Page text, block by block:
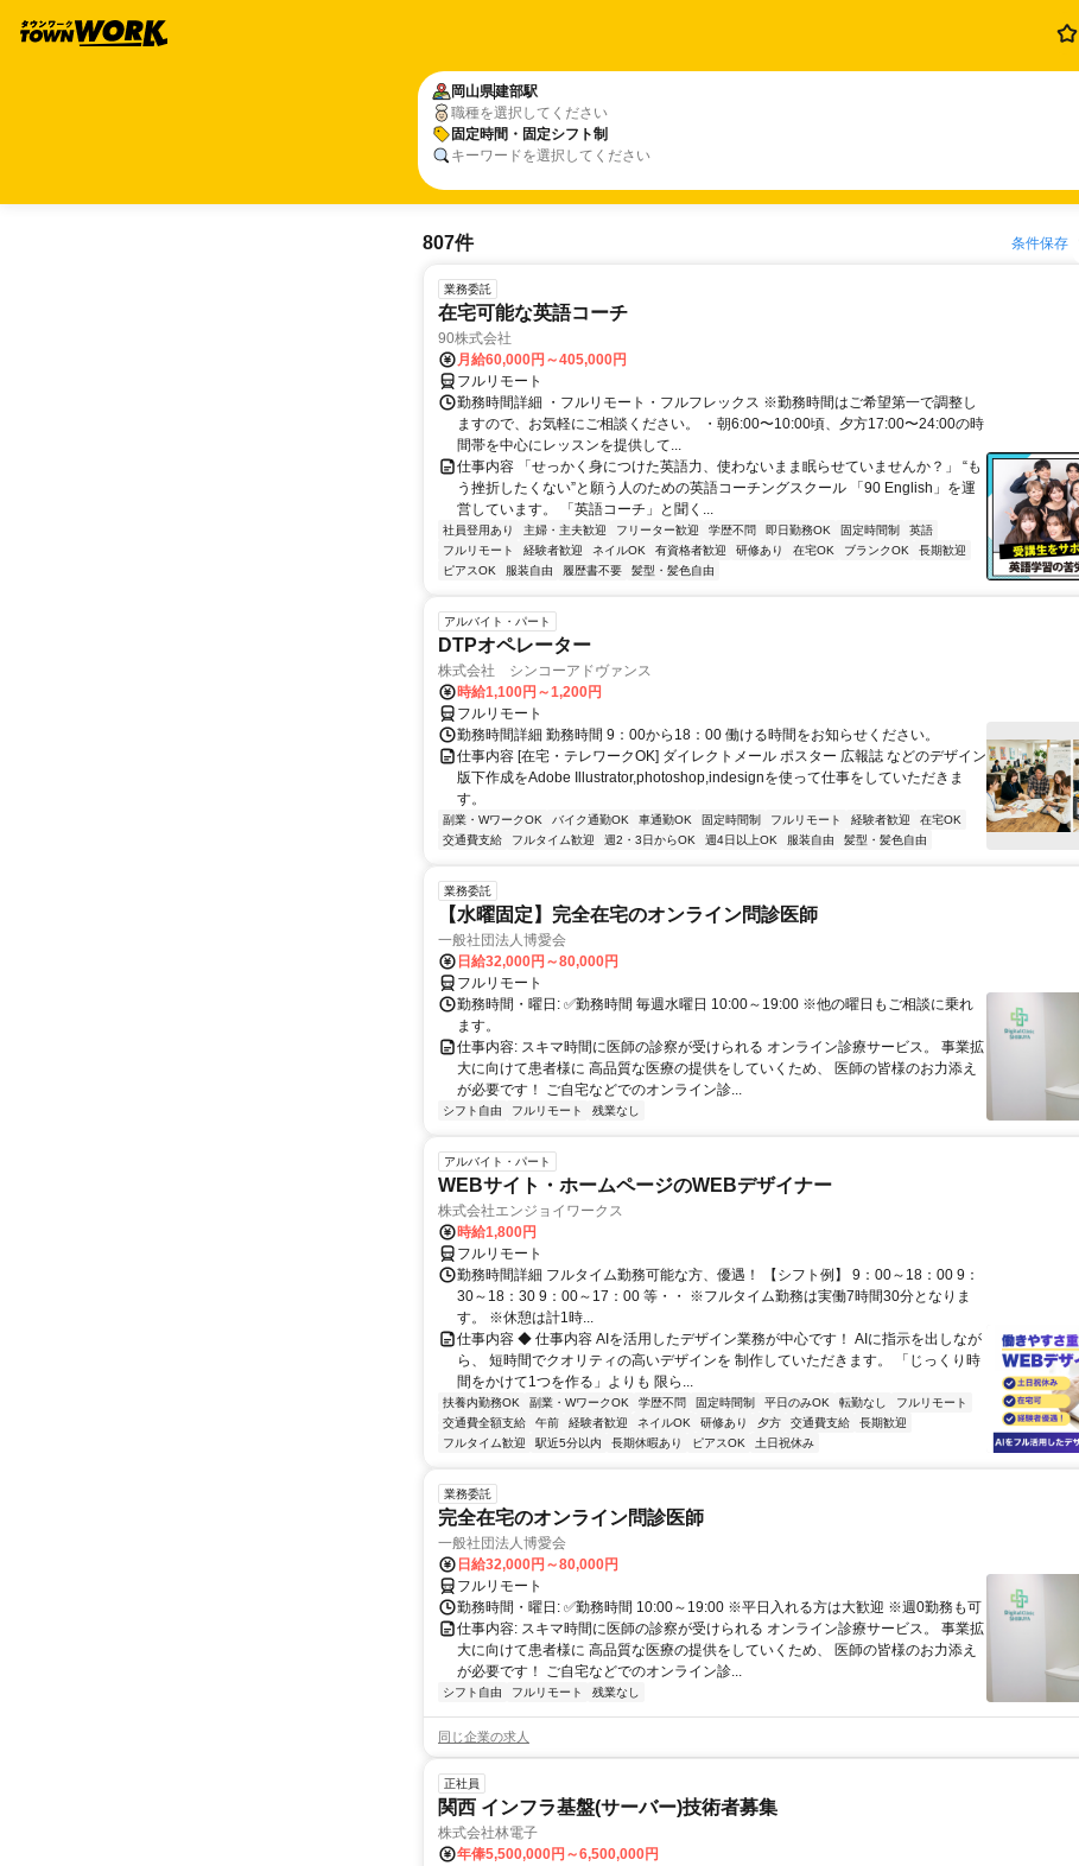
岡山県建部駅
職種を選択してください
固定時間・固定シフト制
キーワードを選択してください
807件 条件保存
業務委託
在宅可能な英語コーチ
90株式会社
月給60,000円～405,000円
フルリモート
勤務時間詳細 ・フルリモート・フルフレックス ※勤務時間はご希望第一で調整し
ますので、お気軽にご相談ください。 ・朝6:00〜10:00頃、夕方17:00〜24:00の時
間帯を中心にレッスンを提供して...
仕事内容 「せっかく身につけた英語力、使わないまま眠らせていませんか？」 “も
う挫折したくない”と願う人のための英語コーチングスクール 「90 English」を運
営しています。 「英語コーチ」と聞く...
社員登用あり 主婦・主夫歓迎 フリーター歓迎 学歴不問 即日勤務OK 固定時間制
英語
フルリモート
経験者歓迎 ネイルOK 有資格者歓迎 研修あり 在宅OK ブランクOK
長期歓迎
ピアスOK
服装自由 履歴書不要 髪型・髪色自由
アルバイト・パート
DTPオペレーター
株式会社 シンコーアドヴァンス
時給1,100円～1,200円
フルリモート
勤務時間詳細 勤務時間 9：00から18：00 働ける時間をお知らせください。
仕事内容 [在宅・テレワークOK] ダイレクトメール ポスター 広報誌 などのデザイン
版下作成をAdobe Illustrator,photoshop,indesignを使って仕事をしていただきま
す。
副業・WワークOK バイク通勤OK 車通勤OK 固定時間制 フルリモート 経験者歓迎
在宅OK
交通費支給
フルタイム歓迎 週2・3日からOK 週4日以上OK 服装自由 髪型・髪色自由
業務委託
【水曜固定】完全在宅のオンライン問診医師
一般社団法人博愛会
日給32,000円～80,000円
フルリモート
勤務時間・曜日: ✅勤務時間 毎週水曜日 10:00～19:00 ※他の曜日もご相談に乗れ
ます。
仕事内容: スキマ時間に医師の診察が受けられる オンライン診療サービス。 事業拡
大に向けて患者様に 高品質な医療の提供をしていくため、 医師の皆様のお力添え
が必要です！ ご自宅などでのオンライン診...
シフト自由 フルリモート 残業なし
アルバイト・パート
WEBサイト・ホームページのWEBデザイナー
株式会社エンジョイワークス
時給1,800円
フルリモート
勤務時間詳細 フルタイム勤務可能な方、優遇！ 【シフト例】 9：00～18：00 9：
30～18：30 9：00～17：00 等・・ ※フルタイム勤務は実働7時間30分となりま
す。 ※休憩は計1時...
仕事内容 ◆ 仕事内容 AIを活用したデザイン業務が中心です！ AIに指示を出しなが
ら、 短時間でクオリティの高いデザインを 制作していただきます。 「じっくり時
間をかけて1つを作る」よりも 限ら...
扶養内勤務OK 副業・WワークOK 学歴不問 固定時間制 平日のみOK 転勤なし
フルリモート
交通費全額支給
午前 経験者歓迎 ネイルOK 研修あり 夕方 交通費支給
長期歓迎
フルタイム歓迎
駅近5分以内 長期休暇あり ピアスOK 土日祝休み
業務委託
完全在宅のオンライン問診医師
一般社団法人博愛会
日給32,000円～80,000円
フルリモート
勤務時間・曜日: ✅勤務時間 10:00～19:00 ※平日入れる方は大歓迎 ※週0勤務も可
仕事内容: スキマ時間に医師の診察が受けられる オンライン診療サービス。 事業拡
大に向けて患者様に 高品質な医療の提供をしていくため、 医師の皆様のお力添え
が必要です！ ご自宅などでのオンライン診...
シフト自由 フルリモート 残業なし
同じ企業の求人
正社員
関西 インフラ基盤(サーバー)技術者募集
株式会社林電子
年俸5,500,000円～6,500,000円